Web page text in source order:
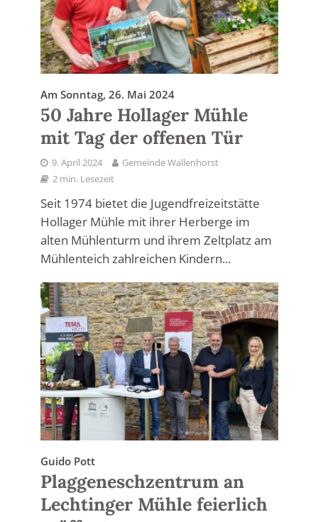
Am Sonntag, 26. Mai 2024
50 Jahre Hollager Mühle
mit Tag der offenen Tür
9. April 2024
Gemeinde Wallenhorst
2 min. Lesezeit
Seit 1974 bietet die Jugendfreizeitstätte
Hollager Mühle mit ihrer Herberge im
alten Mühlenturm und ihrem Zeltplatz am
Mühlenteich zahlreichen Kindern...
Guido Pott
Plaggeneschzentrum an
Lechtinger Mühle feierlich